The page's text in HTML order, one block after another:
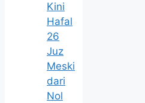
Kini
Hafal
26
Juz
Meski
dari
Nol